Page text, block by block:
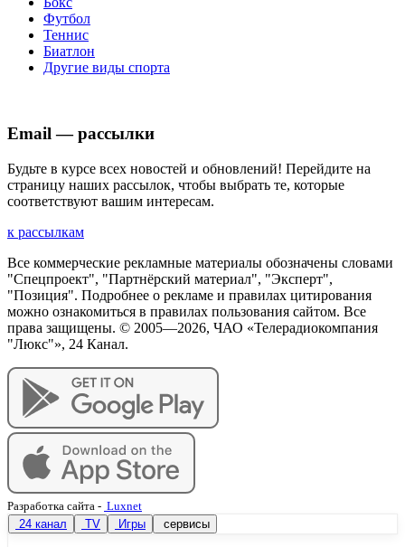
Футбол
Теннис
Биатлон
Другие виды спорта
Email — рассылки
Будьте в курсе всех новостей и обновлений! Перейдите на
страницу наших рассылок, чтобы выбрать те, которые
соответствуют вашим интересам.
к рассылкам
Все коммерческие рекламные материалы обозначены словами
"Спецпроект", "Партнёрский материал", "Эксперт",
"Позиция". Подробнее о рекламе и правилах цитирования
можно ознакомиться в правилах пользования сайтом. Все
права защищены. © 2005—2026, ЧАО «Телерадиокомпания
"Люкс"», 24 Канал.
Разработка сайта - Luxnet
24 канал
TV Игры сервисы